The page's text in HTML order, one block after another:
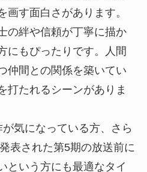
画す面白さがあります。
の絆や信頼が丁寧に描か
にもぴったりです。人間
仲間との関係を築いてい
打たれるシーンがありま
気になっている方、さら
表された第5期の放送前に
という方にも最適なタイ